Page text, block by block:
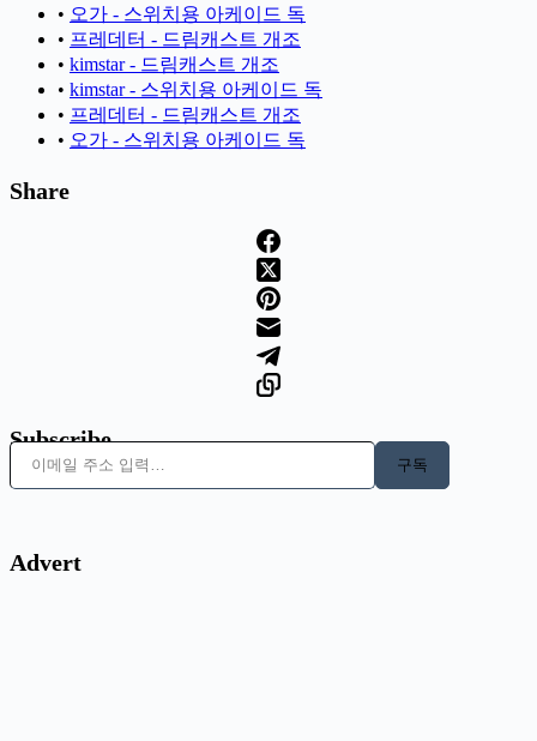
• 오가 - 스위치용 아케이드 독
• 프레데터 - 드림캐스트 개조
• kimstar - 드림캐스트 개조
• kimstar - 스위치용 아케이드 독
• 프레데터 - 드림캐스트 개조
• 오가 - 스위치용 아케이드 독
Share
Subscribe
이메일 주소 입력…
구독
Advert